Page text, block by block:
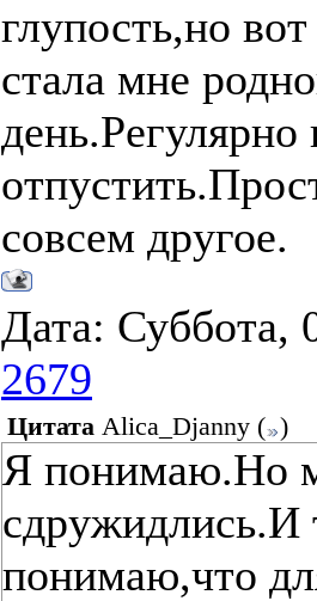
глупость,но
стала мне
совсем другое.
Дата: Суббота,
2679
Цитата Alica_Djanny ( )
Я понимаю.Но
сдружидлись.И
понимаю,что